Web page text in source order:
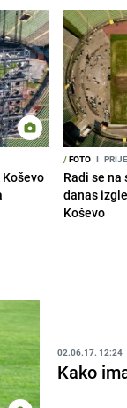
/FOTO I
Radi se
danas
Koševo
02.06.17. 12:24
Kako